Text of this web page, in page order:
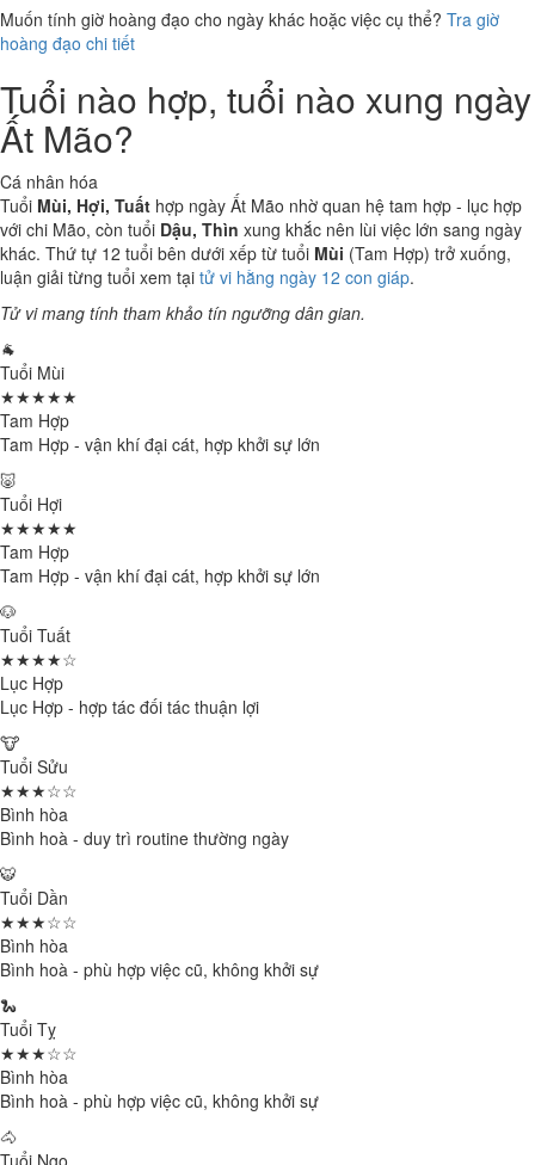
Muốn tính giờ hoàng đạo cho ngày khác hoặc việc cụ thể? Tra giờ
hoàng đạo chi tiết
Tuổi nào hợp, tuổi nào xung ngày
Ất Mão?
Cá nhân hóa
Tuổi Mùi, Hợi, Tuất hợp ngày Ất Mão nhờ quan hệ tam hợp - lục hợp
với chi Mão, còn tuổi Dậu, Thìn xung khắc nên lùi việc lớn sang ngày
khác. Thứ tự 12 tuổi bên dưới xếp từ tuổi Mùi (Tam Hợp) trở xuống,
luận giải từng tuổi xem tại tử vi hằng ngày 12 con giáp.
Tử vi mang tính tham khảo tín ngưỡng dân gian.
🐐
Tuổi Mùi
★★★★★
Tam Hợp
Tam Hợp - vận khí đại cát, hợp khởi sự lớn
🐷
Tuổi Hợi
★★★★★
Tam Hợp
Tam Hợp - vận khí đại cát, hợp khởi sự lớn
🐶
Tuổi Tuất
★★★★☆
Lục Hợp
Lục Hợp - hợp tác đối tác thuận lợi
🐮
Tuổi Sửu
★★★☆☆
Bình hòa
Bình hoà - duy trì routine thường ngày
🐯
Tuổi Dần
★★★☆☆
Bình hòa
Bình hoà - phù hợp việc cũ, không khởi sự
🐍
Tuổi Tỵ
★★★☆☆
Bình hòa
Bình hoà - phù hợp việc cũ, không khởi sự
🐴
Tuổi Ngọ